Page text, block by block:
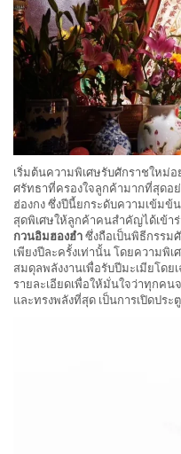
เริ่มต้นความพิเศษรับศักราชใหม่
ศรัทธาที่ครองใจลูกค้ามากที่สุดอ
ฮ่องกง ซึ่งปีนี้ยกระดับความเข้มข้
สุดพิเศษให้ลูกค้าคนสำคัญได้เข้า
กวนอิมฮองฮำซึ่งถือเป็นพิธีกรรม
เพียงปีละครั้งเท่านั้น โดยความพิ
สมดุลพลังงานเพื่อรับปีมะเมียโด
รายละเอียดเพื่อให้มั่นใจว่าทุกค
และทรงพลังที่สุด เป็นการเปิดปร